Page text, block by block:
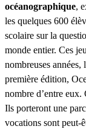
océanographique,
les quelques 600
scolaire sur la
monde entier. Ces
nombreuses années,
première édition,
nombre d’entre
Ils porteront une
vocations sont peut-